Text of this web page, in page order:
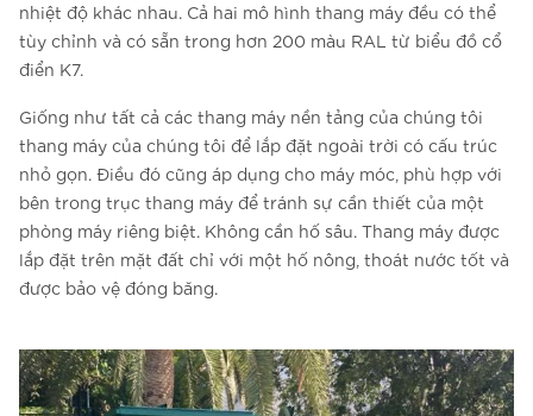
nhiệt độ khác nhau. Cả hai mô hình thang máy đều có thể
tùy chỉnh và có sẵn trong hơn 200 màu RAL từ biểu đồ cổ
điển K7.
Giống như tất cả các thang máy nền tảng của chúng tôi
thang máy của chúng tôi để lắp đặt ngoài trời có cấu trúc
nhỏ gọn. Điều đó cũng áp dụng cho máy móc, phù hợp với
bên trong trục thang máy để tránh sự cần thiết của một
phòng máy riêng biệt. Không cần hố sâu. Thang máy được
lắp đặt trên mặt đất chỉ với một hố nông, thoát nước tốt và
được bảo vệ đóng băng.